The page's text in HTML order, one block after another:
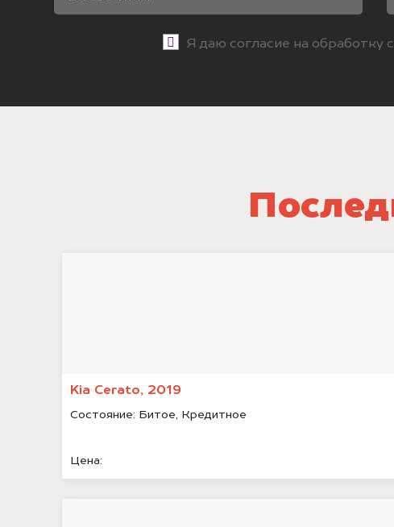
Я даю согласие на обработку
Kia Cerato, 2019
Состояние: Битое, Кредитное
Цена: